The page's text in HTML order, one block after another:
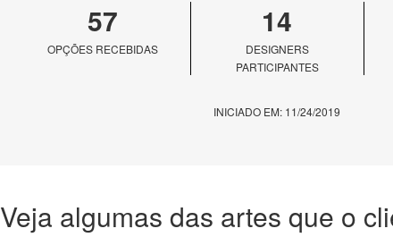
57
OPÇÕES RECEBIDAS
14
DESIGNERS
PARTICIPANTES
INICIADO EM: 11/24/2019
Veja algumas das artes que o